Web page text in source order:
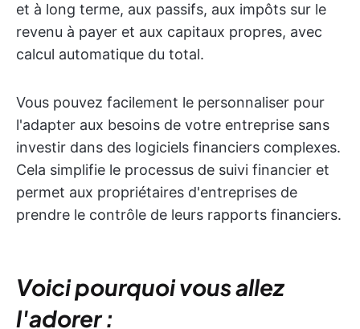
et à long terme, aux passifs, aux impôts sur le
revenu à payer et aux capitaux propres, avec
calcul automatique du total.
Vous pouvez facilement le personnaliser pour
l'adapter aux besoins de votre entreprise sans
investir dans des logiciels financiers complexes.
Cela simplifie le processus de suivi financier et
permet aux propriétaires d'entreprises de
prendre le contrôle de leurs rapports financiers.
Voici pourquoi vous allez
l'adorer :